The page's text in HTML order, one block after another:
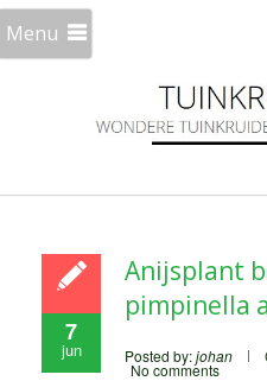
Menu
7
jun
Anijsplant
pimpinella
Posted by:johan
No comments